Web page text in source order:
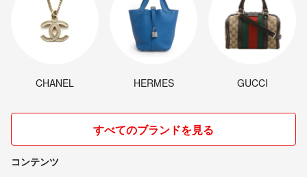
CHANEL HERMES GUCCI
すべてのブランドを見る
コンテンツ